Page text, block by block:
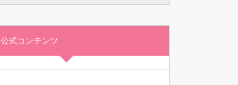
公式コンテンツ